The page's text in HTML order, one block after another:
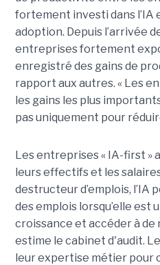
fortement investi dans l’IA
adoption. Depuis l’arrivée
entreprises fortement
enregistré des gains de
rapport aux autres. « Les
les gains les plus
pas uniquement pour
Les entreprises « IA-first »
leurs effectifs et les
destructeur d’emplois, l’IA
des emplois lorsqu’elle est
croissance et accéder à de
estime le cabinet d'audit.
leur expertise métier pour